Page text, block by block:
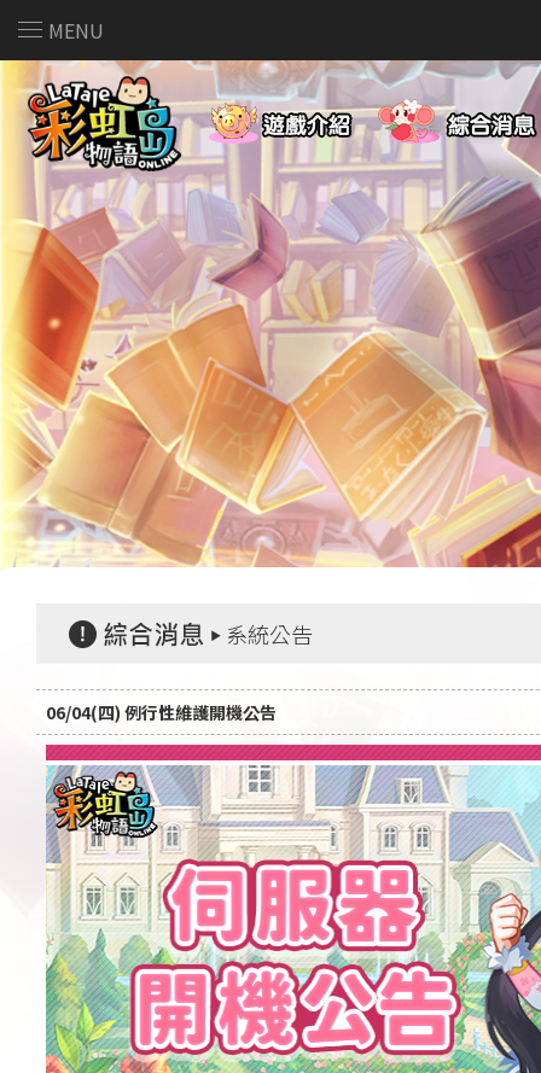
MENU
遊戲介紹
系統公告
06/04(四) 例行性維護開機公告